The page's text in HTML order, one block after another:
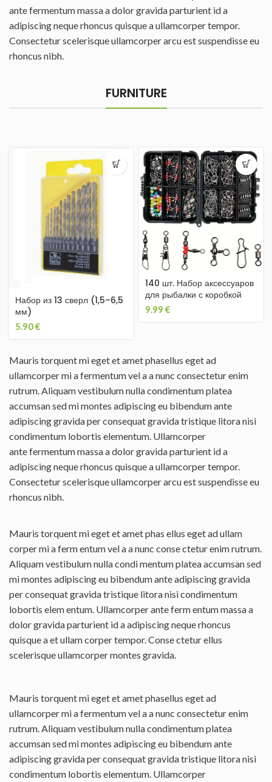
ante fermentum massa a dolor gravida parturient id a
adipiscing neque rhoncus quisque a ullamcorper tempor.
Consectetur scelerisque ullamcorper arcu est suspendisse eu
rhoncus nibh.
FURNITURE
Набор из 13 сверл (1,5–6,5
мм)
5.90€
140 шт. Набор аксессуаров
для рыбалки с коробкой
9.99 €
Mauris torquent mi eget et amet phasellus eget ad
ullamcorper mi a fermentum vel a a nunc consectetur enim
rutrum. Aliquam vestibulum nulla condimentum platea
accumsan sed mi montes adipiscing eu bibendum ante
adipiscing gravida per consequat gravida tristique litora nisi
condimentum lobortis elementum. Ullamcorper
ante fermentum massa a dolor gravida parturient id a
adipiscing neque rhoncus quisque a ullamcorper tempor.
Consectetur scelerisque ullamcorper arcu est suspendisse eu
rhoncus nibh.
Mauris torquent mi eget et amet phas ellus eget ad ullam
corper mi a ferm entum vel a a nunc conse ctetur enim rutrum.
Aliquam vestibulum nulla condi mentum platea accumsan sed
mi montes adipiscing eu bibendum ante adipiscing gravida
per consequat gravida tristique litora nisi condimentum
lobortis elem entum. Ullamcorper ante ferm entum massa a
dolor gravida parturient id a adipiscing neque rhoncus
quisque a et ullam corper tempor. Conse ctetur ellus
scelerisque ullamcorper montes gravida.
Mauris torquent mi eget et amet phasellus eget ad
ullamcorper mi a fermentum vel a a nunc consectetur enim
rutrum. Aliquam vestibulum nulla condimentum platea
accumsan sed mi montes adipiscing eu bibendum ante
adipiscing gravida per consequat gravida tristique litora nisi
condimentum lobortis elementum. Ullamcorper